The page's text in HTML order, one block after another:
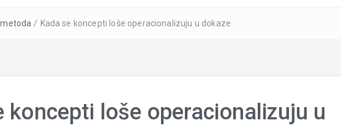
/ Kada se koncepti loše operacionalizuju u dokaze
koncepti loše operacionalizuju u